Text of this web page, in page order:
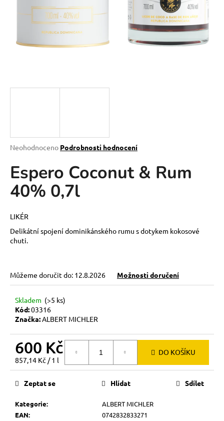
Průměrné
produktu
je
0,0
z
hvězdiček.
Neohodnoceno Podrobnosti hodnocení
Espero Coconut & Rum
40% 0,7l
LIKÉR
Delikátní spojení dominikánského rumu s dotykem kokosové
chuti.
Můžeme doručit do: 12.8.2026 Možnosti doručení
Skladem (>5 ks)
Kód:03316
Značka:ALBERT MICHLER
600 Kč
Měrná
cena:
857,14 Kč / 1 l
DO KOŠÍKU
Kategorie:
ALBERT MICHLER
EAN:
0742832833271
Zeptat se Hlídat Sdílet
o
p
o
u
č
u
j
m
e